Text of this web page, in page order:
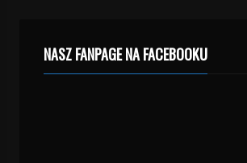
NASZ FANPAGE NA FACEBOOKU